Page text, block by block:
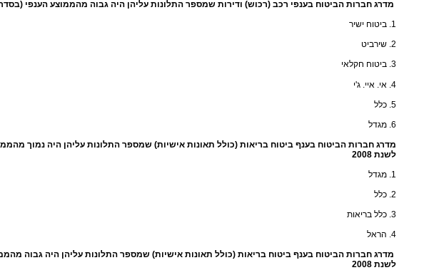
מדרג חברות הביטוח בענפי רכב (רכוש) ודירות שמספר התלונות עליהן היה גבוה מהממוצע הענפי (בסדר
1. ביטוח ישיר
2. שירביט
3. ביטוח חקלאי
4. אי. איי. ג'י
5. כלל
6. מגדל
מדרג חברות הביטוח בענף ביטוח בריאות (כולל תאונות אישיות) שמספר התלונות עליהן היה נמוך
לשנת 2008
1. מגדל
2. כלל
3. כלל בריאות
4. הראל
מדרג חברות הביטוח בענף ביטוח בריאות (כולל תאונות אישיות) שמספר התלונות עליהן היה גבוה
לשנת 2008